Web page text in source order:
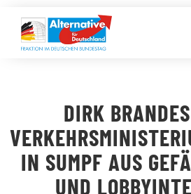
Inhalt
springen
LANDESGRUPPEN
VERANSTALTUNGEN
DIRK
IN SUMPF AUS
UND